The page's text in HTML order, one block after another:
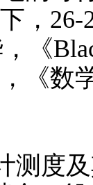
，26-
《
《数
测度